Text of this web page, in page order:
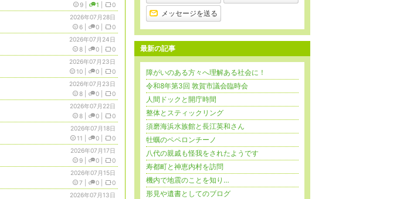
9
1 0
2026年07月28日
6
0 0
2026年07月24日
8
0 0
2026年07月23日
10
0 0
2026年07月23日
8
0 0
2026年07月22日
8
0 0
2026年07月18日
11
0 0
2026年07月17日
9
0 0
2026年07月15日
7
0 0
2026年07月13日
メッセージを送る
最新の記事
障がいのある方々へ理解ある社会に！
令和8年第3回 敦賀市議会臨時会
人間ドックと開庁時間
整体とスティックリング
須磨海浜水族館と長江英和さん
牡蠣のペペロンチーノ
八代の親戚も怪我をされたようです
寿都町と神恵内村を訪問
機内で地震のことを知り…
形見や遺書としてのブログ